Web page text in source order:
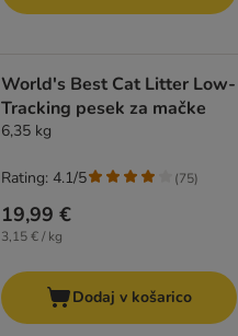
World's Best Cat Litter Low-
Tracking pesek za mačke
6,35 kg
19,99 €
3,15 € / kg
Rating: 4.1/5 (75)
Dodaj v košarico